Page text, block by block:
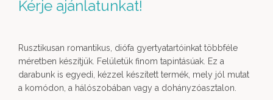
Kérje ajánlatunkat!
Rusztikusan romantikus, diófa gyertyatartóinkat többféle
méretben készítjük. Felületük finom tapintásúak. Ez a
darabunk is egyedi, kézzel készített termék, mely jól mutat
a komódon, a hálószobában vagy a dohányzóasztalon.